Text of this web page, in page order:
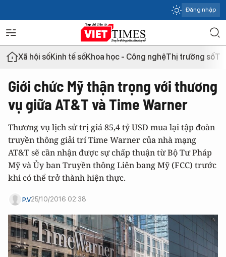
Đăng nhập
Xã hội sốKinh tế sốKhoa học - Công nghệThị trường số
Giới chức Mỹ thận trọng với thương
vụ giữa AT&T và Time Warner
Thương vụ lịch sử trị giá 85,4 tỷ USD mua lại tập đoàn
truyền thông giải trí Time Warner của nhà mạng
AT&T sẽ cần nhận được sự chấp thuận từ Bộ Tư Pháp
Mỹ và Ủy ban Truyền thông Liên bang Mỹ (FCC) trước
khi có thể trở thành hiện thực.
P.V25/10/2016 02:38